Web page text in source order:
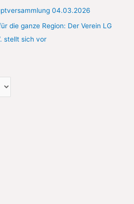
04.03.2026
die ganze Region: Der Verein LG
stellt sich vor